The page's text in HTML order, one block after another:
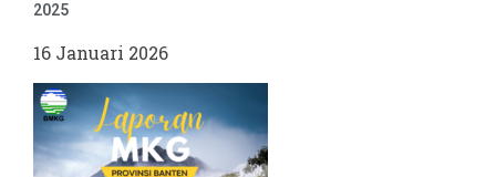
2025
16 Januari 2026